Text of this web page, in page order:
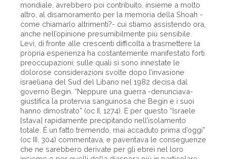
mondiale, avrebbero poi contribuito, insieme a molto
altro, al disamoramento per la memoria della Shoah -
come chiamarlo altrimenti?- cui stiamo assistendo ora,
anche nell’opinione presumibilmente più sensibile.
Levi, di fronte alle crescenti difficoltà a trasmettere la
propria esperienza ha costantemente manifestato forti
preoccupazioni; sulle quali sì sono innestate le
dolorose considerazioni svolte dopo l’invasione
israeliana del Sud del Libano nel 1982 decisa dal
governo Begin. “Neppure una guerra -denunciava-
giustifica la protervia sanguinosa che Begin e i suoi
hanno dimostrato” (oc II, 1274). E per questo “Israele
[stava] rapidamente precipitando nell’isolamento
totale. È un fatto tremendo, mai accaduto prima d’oggi”
(oc III, 304) commentava, e paventava le conseguenze
che ne sarebbero derivate per gli ebrei nel loro